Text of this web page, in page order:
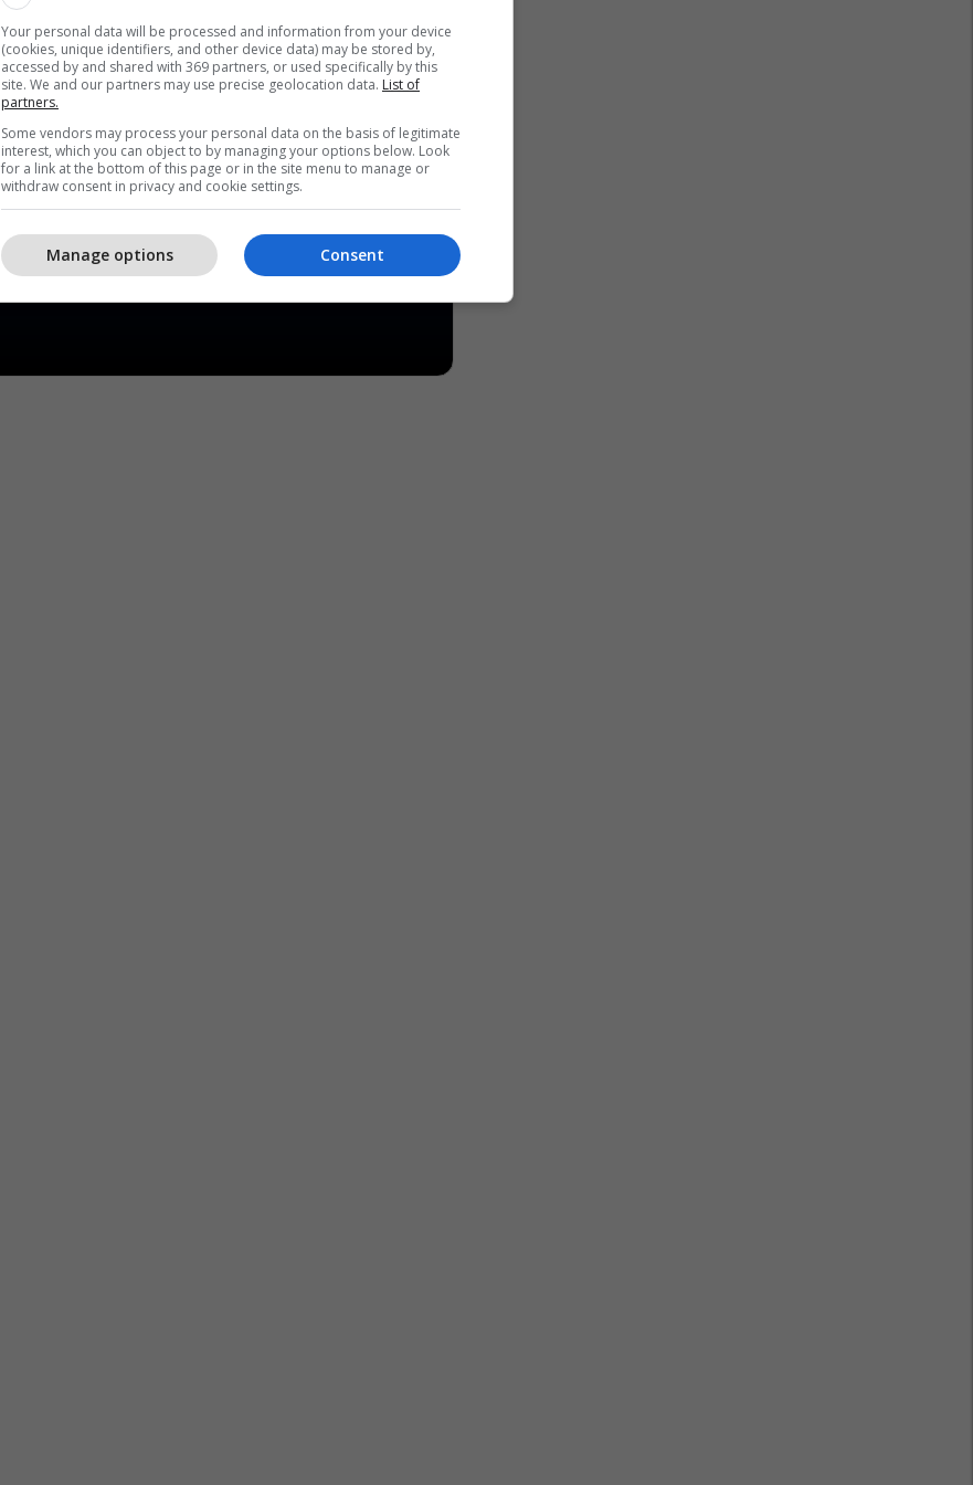
Your personal data will be processed and information from your device
(cookies, unique identifiers, and other device data) may be stored by,
accessed by and shared with 369 partners, or used specifically by this
site. We and our partners may use precise geolocation data. List of
partners.
Some vendors may process your personal data on the basis of legitimate
interest, which you can object to by managing your options below. Look
for a link at the bottom of this page or in the site menu to manage or
withdraw consent in privacy and cookie settings.
Consent
Manage options